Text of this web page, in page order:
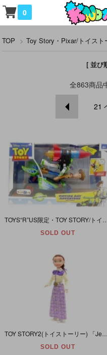
0
TOP > Toy Story・Pixar/トイスト
[ 並び
全863商品
21
SOLD OUT
SOLD OUT